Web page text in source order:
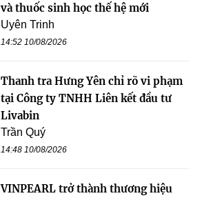
và thuốc sinh học thế hệ mới
Uyên Trinh
14:52 10/08/2026
Thanh tra Hưng Yên chỉ rõ vi phạm
tại Công ty TNHH Liên kết đầu tư
Livabin
Trần Quý
14:48 10/08/2026
VINPEARL trở thành thương hiệu